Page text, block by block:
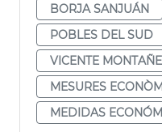
BORJA SANJUÁN
POBLES DEL SUD
VICENTE
MESURES
MEDIDAS